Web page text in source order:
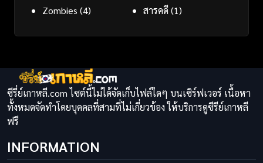
Zombies (4) สารคดี(1)
ซีรี่ย์เกาหลี.com ไซต์นี้ไม่ได้จัดเก็บไฟล์ใดๆ บนเซิร์ฟเวอร์ เนื้อหา
ทั้งหมดจัดทำโดยบุคคลที่สามที่ไม่เกี่ยวข้อง ให้บริการดูซีรีย์เกาหลี
ฟรี
INFORMATION